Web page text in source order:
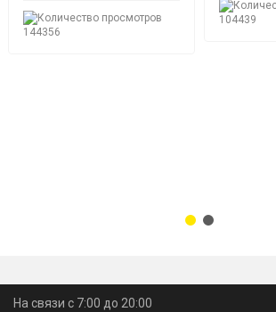
кислотность сока
144356
104439
На связи с 7:00 до 20:00